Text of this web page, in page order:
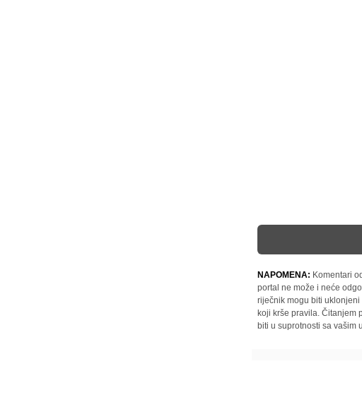
NAPOMENA: Komentari
portal ne može i neće
riječnik mogu biti
koji krše pravila. Čitanjem
biti u suprotnosti sa vašim